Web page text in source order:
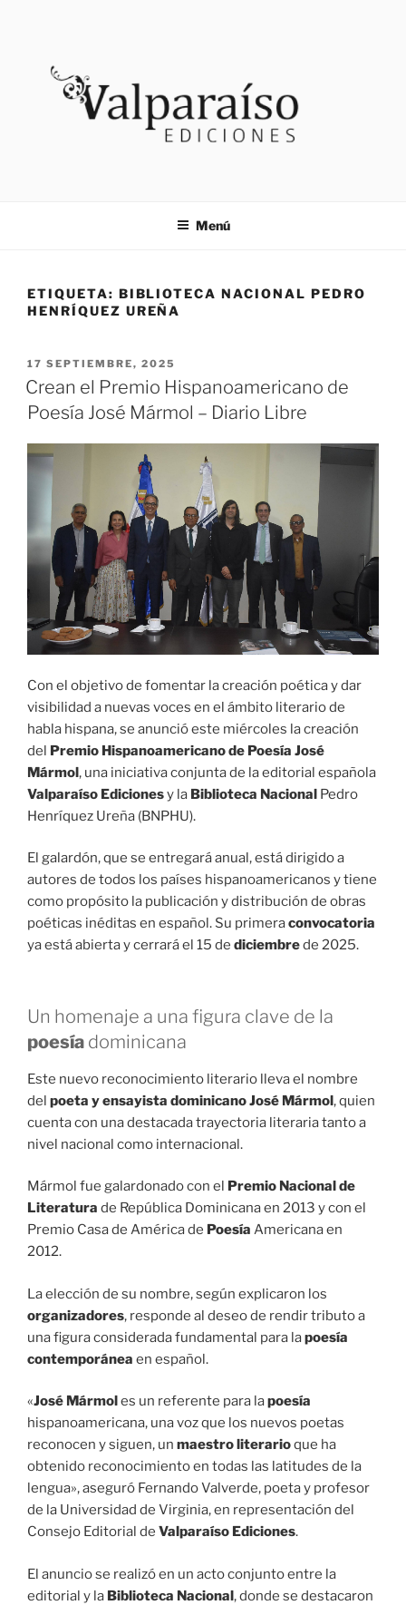
VALPARAISO EDICIONES
Menú
ETIQUETA: BIBLIOTECA NACIONAL PEDRO
HENRÍQUEZ UREÑA
PUBLICADO
EL
17 SEPTIEMBRE, 2025
Crean el Premio Hispanoamericano de
Poesía José Mármol – Diario Libre
Con el objetivo de fomentar la creación poética y dar
visibilidad a nuevas voces en el ámbito literario de
habla hispana, se anunció este miércoles la creación
del Premio Hispanoamericano de Poesía José
Mármol, una iniciativa conjunta de la editorial española
Valparaíso Edicionesy la Biblioteca Nacional Pedro
Henríquez Ureña (BNPHU).
El galardón, que se entregará anual, está dirigido a
autores de todos los países hispanoamericanos y tiene
como propósito la publicación y distribución de obras
poéticas inéditas en español. Su primeraconvocatoria
ya está abierta y cerrará el 15 de diciembrede 2025.
Un homenaje a una figura clave de la
poesía dominicana
Este nuevo reconocimiento literario lleva el nombre
del poeta y ensayista dominicanoJosé Mármol, quien
cuenta con una destacada trayectoria literaria tanto a
nivel nacional como internacional.
Mármol fue galardonado con el Premio Nacional de
Literatura de República Dominicana en 2013 y con el
Premio Casa de América de Poesía Americana en
2012.
La elección de su nombre, según explicaron los
organizadores, responde al deseo de rendir tributo a
una figura considerada fundamental para lapoesía
contemporánea en español.
«José Mármoles un referente para lapoesía
hispanoamericana, una voz que los nuevos poetas
reconocen y siguen, un maestro literarioque ha
obtenido reconocimiento en todas las latitudes de la
lengua», aseguró Fernando Valverde, poeta y profesor
de la Universidad de Virginia, en representación del
Consejo Editorial de Valparaíso Ediciones.
El anuncio se realizó en un acto conjunto entre la
editorial y la Biblioteca Nacional, donde se destacaron